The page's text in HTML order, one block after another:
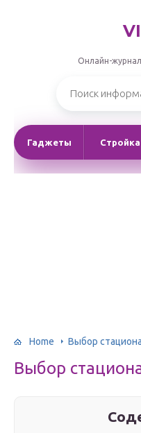
Онлайн-
Гаджеты Стройка
Home Выбор
Выбор